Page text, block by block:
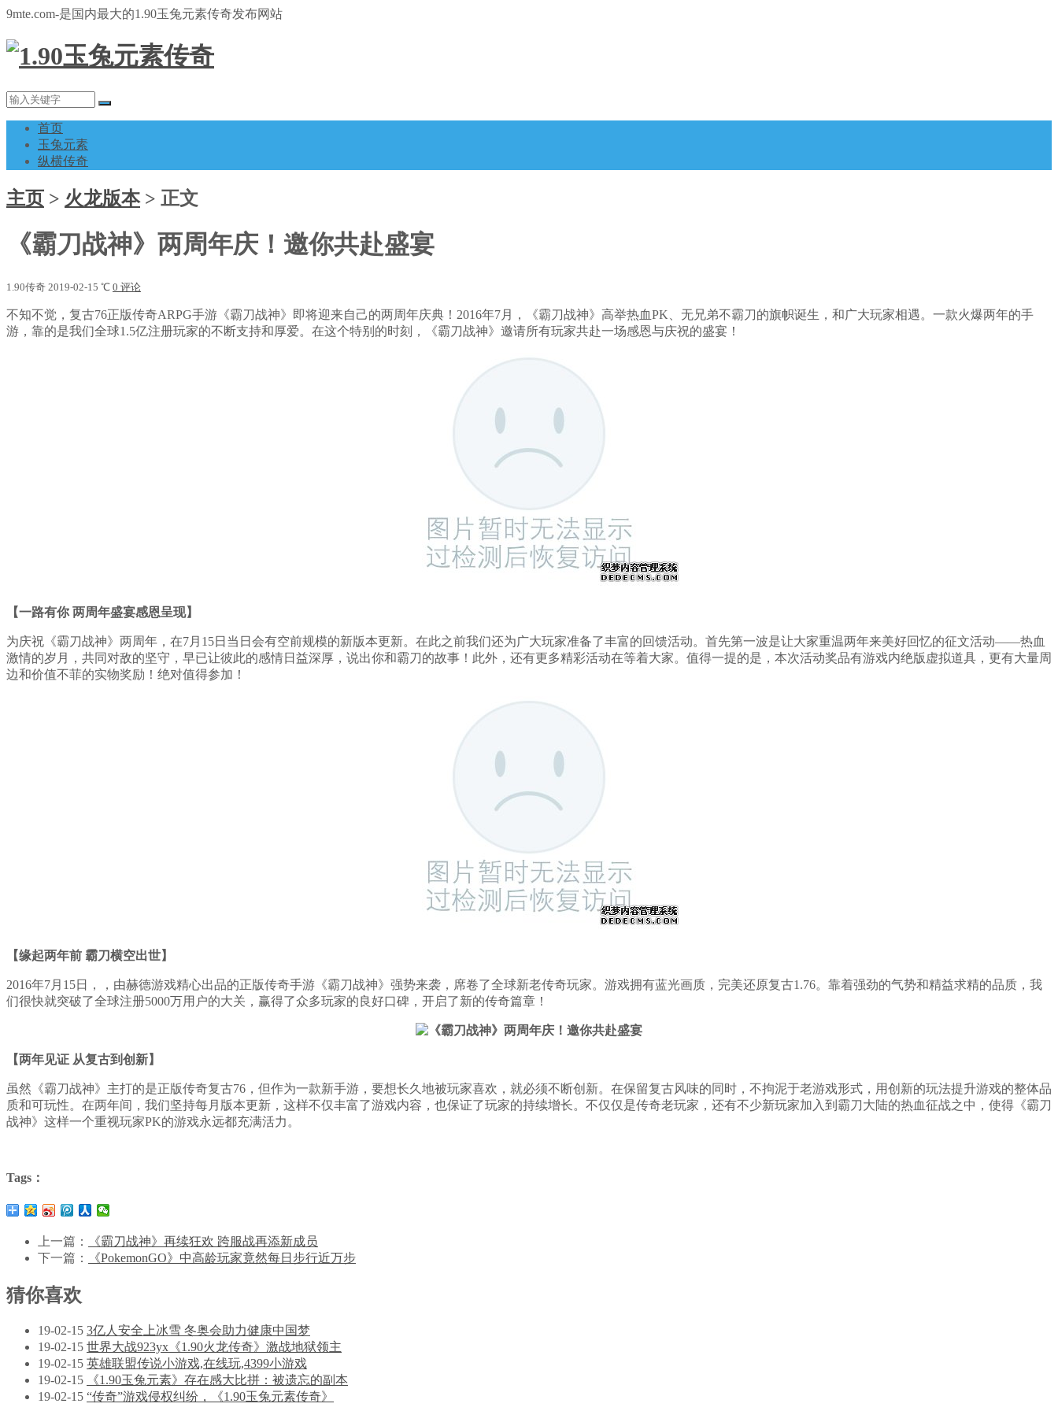
9mte.com-是国内最大的1.90玉兔元素传奇发布网站
首页
玉兔元素
纵横传奇
主页 > 火龙版本> 正文
《霸刀战神》两周年庆！邀你共赴盛宴
1.90传奇 2019-02-15 ℃ 0 评论
不知不觉，复古76正版传奇ARPG手游《霸刀战神》即将迎来自己的两周年庆典！2016年7月，《霸刀战神》高举热血PK、无兄弟不霸刀的旗帜诞生，和广大玩家相遇。一款火爆两年的手
游，靠的是我们全球1.5亿注册玩家的不断支持和厚爱。在这个特别的时刻，《霸刀战神》邀请所有玩家共赴一场感恩与庆祝的盛宴！
【一路有你 两周年盛宴感恩呈现】
为庆祝《霸刀战神》两周年，在7月15日当日会有空前规模的新版本更新。在此之前我们还为广大玩家准备了丰富的回馈活动。首先第一波是让大家重温两年来美好回忆的征文活动——热血
激情的岁月，共同对敌的坚守，早已让彼此的感情日益深厚，说出你和霸刀的故事！此外，还有更多精彩活动在等着大家。值得一提的是，本次活动奖品有游戏内绝版虚拟道具，更有大量周
边和价值不菲的实物奖励！绝对值得参加！
【缘起两年前 霸刀横空出世】
2016年7月15日，，由赫德游戏精心出品的正版传奇手游《霸刀战神》强势来袭，席卷了全球新老传奇玩家。游戏拥有蓝光画质，完美还原复古1.76。靠着强劲的气势和精益求精的品质，我
们很快就突破了全球注册5000万用户的大关，赢得了众多玩家的良好口碑，开启了新的传奇篇章！
【两年见证 从复古到创新】
虽然《霸刀战神》主打的是正版传奇复古76，但作为一款新手游，要想长久地被玩家喜欢，就必须不断创新。在保留复古风味的同时，不拘泥于老游戏形式，用创新的玩法提升游戏的整体品
质和可玩性。在两年间，我们坚持每月版本更新，这样不仅丰富了游戏内容，也保证了玩家的持续增长。不仅仅是传奇老玩家，还有不少新玩家加入到霸刀大陆的热血征战之中，使得《霸刀
战神》这样一个重视玩家PK的游戏永远都充满活力。
Tags：
上一篇：
《霸刀战神》再续狂欢 跨服战再添新成员
下一篇：
《PokemonGO》中高龄玩家竟然每日步行近万步
猜你喜欢
19-02-15 3亿人安全上冰雪 冬奥会助力健康中国梦
19-02-15 世界大战923yx《1.90火龙传奇》激战地狱领主
19-02-15 英雄联盟传说小游戏,在线玩,4399小游戏
19-02-15
《1.90玉兔元素》存在感大比拼：被遗忘的副本
19-02-15 “传奇”游戏侵权纠纷，《1.90玉兔元素传奇》